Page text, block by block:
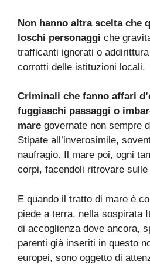
Non hanno altra scelta che
loschi personaggi che
trafficanti ignorati o
corrotti delle istituzioni locali.
Criminali che fanno affari
fuggiaschi passaggi o
mare governate non sempre
Stipate all’inverosimile,
naufragio. Il mare poi, ogni
corpi, facendoli ritrovare sulle
E quando il tratto di mare è
piede a terra, nella sospirata
di accoglienza dove ancora,
parenti già inseriti in questo
europei, sono oggetto di